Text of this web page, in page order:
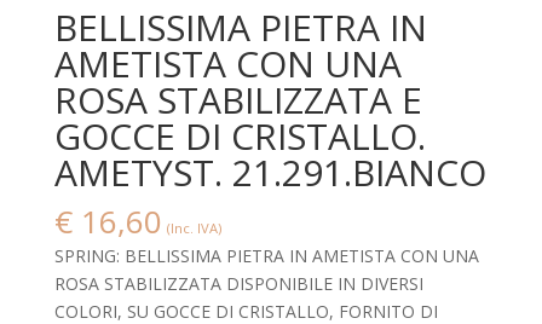
BELLISSIMA PIETRA IN
AMETISTA CON UNA
ROSA STABILIZZATA E
GOCCE DI CRISTALLO.
AMETYST. 21.291.BIANCO
€16,60 (Inc. IVA)
SPRING: BELLISSIMA PIETRA IN AMETISTA CON UNA
ROSA STABILIZZATA DISPONIBILE IN DIVERSI
COLORI, SU GOCCE DI CRISTALLO, FORNITO DI